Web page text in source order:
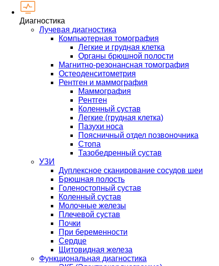
Диагностика
Лучевая диагностика
Компьютерная томография
Легкие и грудная клетка
Органы брюшной полости
Магнитно-резонансная томография
Остеоденситометрия
Рентген и маммография
Маммография
Рентген
Коленный сустав
Легкие (грудная клетка)
Пазухи носа
Поясничный отдел позвоночника
Стопа
Тазобедренный сустав
УЗИ
Дуплексное сканирование сосудов шеи
Брюшная полость
Голеностопный сустав
Коленный сустав
Молочные железы
Плечевой сустав
Почки
При беременности
Сердце
Щитовидная железа
Функциональная диагностика